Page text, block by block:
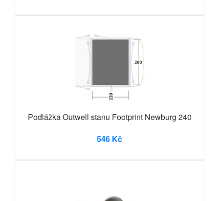
Podlážka Outwell stanu Footprint Newburg 240
546 Kč